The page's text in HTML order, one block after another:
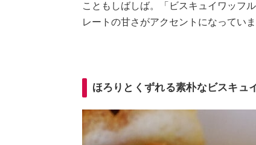
こともしばしば。「ビスキュイワッフ
レートの甘さがアクセントになっていま
ほろりとくずれる素朴なビスキュ